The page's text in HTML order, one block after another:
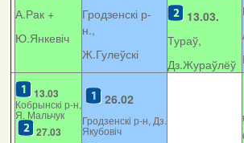
А.Рак +
Ю.Янкевіч
Гродзенскі р-
н.,
Ж.Гулеўскі
13.03.
Тураў,
Дз.Жураўлёў
13.03
Кобрынскі р-н,
Я. Мальчук
27.03
26.02
Гродзенскі р-н, Дз.
Якубовіч